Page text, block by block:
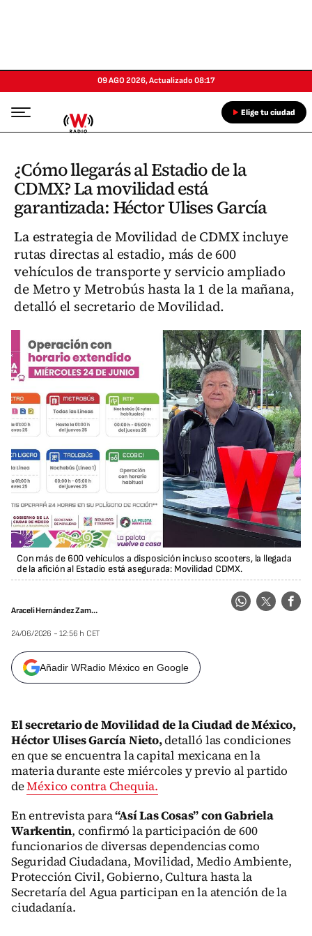
09 AGO 2026,Actualizado 08:17
Elige tu ciudad
¿Cómo llegarás al Estadio de la
CDMX? La movilidad está
garantizada: Héctor Ulises García
La estrategia de Movilidad de CDMX incluye
rutas directas al estadio, más de 600
vehículos de transporte y servicio ampliado
de Metro y Metrobús hasta la 1 de la mañana,
detalló el secretario de Movilidad.
Con más de 600 vehículos a disposición incluso scooters, la llegada
de la afición al Estadio está asegurada: Movilidad CDMX.
Araceli Hernández Zamora
24/06/2026 - 12:56 h CET
Añadir WRadio México en Google
El secretario de Movilidadde la Ciudad de México,
Héctor Ulises García Nieto,detalló las condiciones
en que se encuentra la capital mexicana en la
materia durante este miércoles y previo al partido
deMéxico contra Chequia.
En entrevista para“Así Las Cosas” con Gabriela
Warkentin, confirmó la participación de 600
funcionarios de diversas dependencias como
Seguridad Ciudadana, Movilidad, Medio Ambiente,
Protección Civil, Gobierno, Cultura hasta la
Secretaría del Agua participan en la atención de la
ciudadanía.